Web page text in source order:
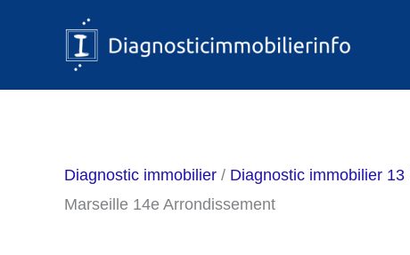
Diagnostic immobilier / Diagnostic immobilier
Marseille 14e Arrondissement